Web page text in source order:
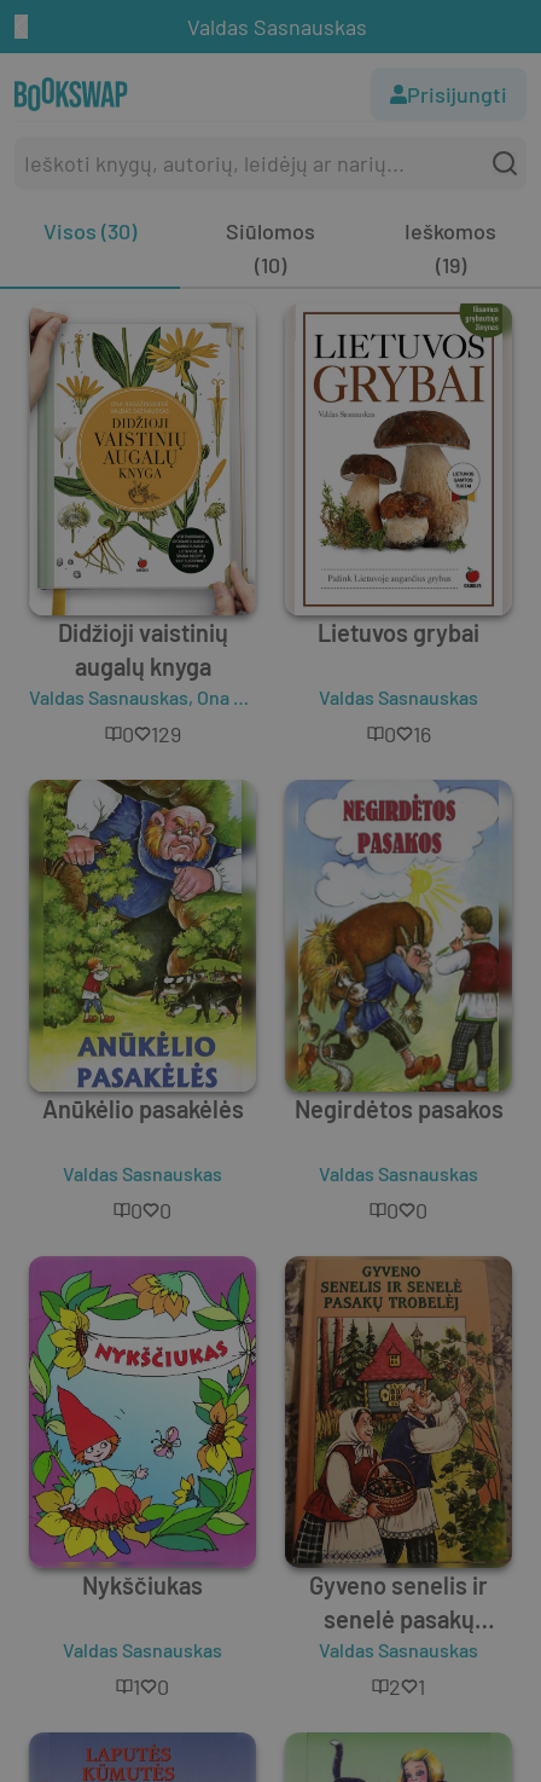
Valdas Sasnauskas
Prisijungti
Visos (30)
Siūlomos
(10)
Ieškomos
(19)
Didžioji vaistinių
augalų knyga
Valdas Sasnauskas, Ona Ragažinskienė
0 129
Lietuvos grybai
Valdas Sasnauskas
0 16
Anūkėlio pasakėlės
Valdas Sasnauskas
0 0
Negirdėtos pasakos
Valdas Sasnauskas
0 0
Nykščiukas
Valdas Sasnauskas
1 0
Gyveno senelis ir
senelė pasakų
trobelėj
Valdas Sasnauskas
2 1